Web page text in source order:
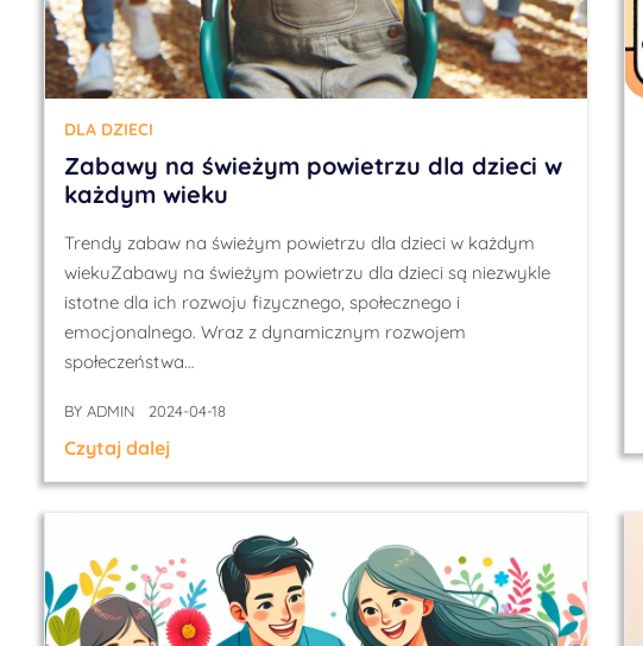
DLA DZIECI
Zabawy na świeżym powietrzu dla dzieci w
każdym wieku
Trendy zabaw na świeżym powietrzu dla dzieci w każdym
wiekuZabawy na świeżym powietrzu dla dzieci są niezwykle
istotne dla ich rozwoju fizycznego, społecznego i
emocjonalnego. Wraz z dynamicznym rozwojem
społeczeństwa…
BY ADMIN 2024-04-18
Czytaj dalej